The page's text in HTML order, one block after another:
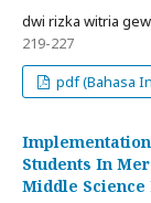
dwi rizka witria
219-227
pdf (Bahasa
Students In
Middle Science